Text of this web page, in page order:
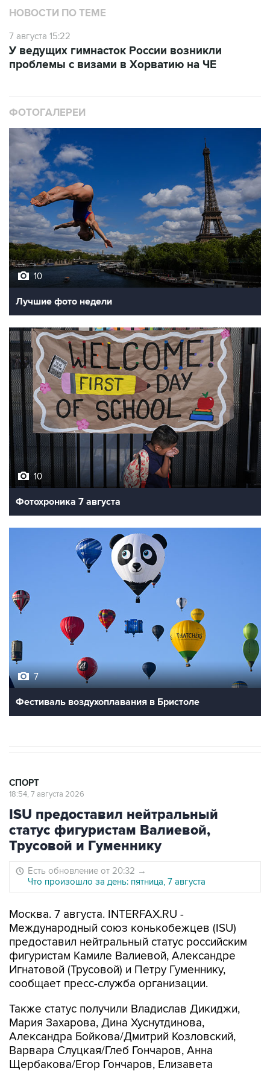
НОВОСТИ ПО ТЕМЕ
7 августа 15:22
У ведущих гимнасток России возникли
проблемы с визами в Хорватию на ЧЕ
ФОТОГАЛЕРЕИ
10
Лучшие фото недели
10
Фотохроника 7 августа
7
Фестиваль воздухоплавания в Бристоле
СПОРТ
18:54, 7 августа 2026
ISU предоставил нейтральный
статус фигуристам Валиевой,
Трусовой и Гуменнику
Есть обновление от 20:32 →
Что произошло за день: пятница, 7 августа
Москва. 7 августа. INTERFAX.RU -
Международный союз конькобежцев (ISU)
предоставил нейтральный статус российским
фигуристам Камиле Валиевой, Александре
Игнатовой (Трусовой) и Петру Гуменнику,
сообщает пресс-служба организации.
Также статус получили Владислав Дикиджи,
Мария Захарова, Дина Хуснутдинова,
Александра Бойкова/Дмитрий Козловский,
Варвара Слуцкая/Глеб Гончаров, Анна
Щербакова/Егор Гончаров, Елизавета